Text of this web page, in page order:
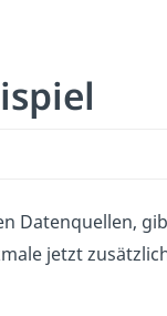
Datenquellen,
jetzt